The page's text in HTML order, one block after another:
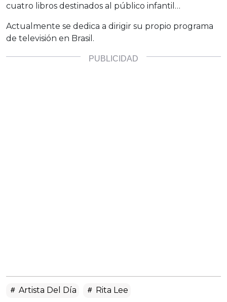
cuatro libros destinados al público infantil…
Actualmente se dedica a dirigir su propio programa
de televisión en Brasil.
Artista Del Día Rita Lee